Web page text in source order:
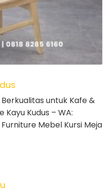
untuk Kafe &
Kayu Kudus – WA:
Mebel Kursi Meja